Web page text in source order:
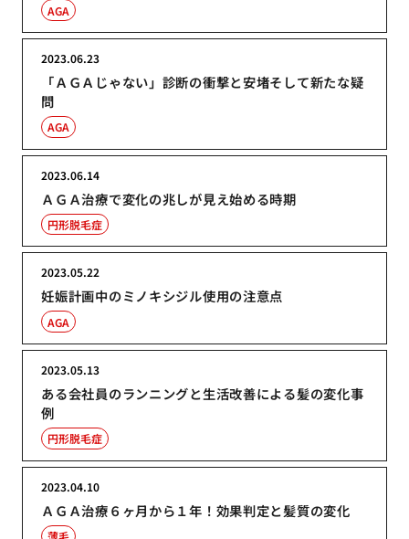
AGA
「ＡＧＡじゃない」診断の衝撃と安堵そして新たな疑
問
2023.06.23
AGA
ＡＧＡ治療で変化の兆しが見え始める時期
2023.06.14
円形脱毛症
妊娠計画中のミノキシジル使用の注意点
2023.05.22
AGA
ある会社員のランニングと生活改善による髪の変化事
例
2023.05.13
円形脱毛症
ＡＧＡ治療６ヶ月から１年！効果判定と髪質の変化
2023.04.10